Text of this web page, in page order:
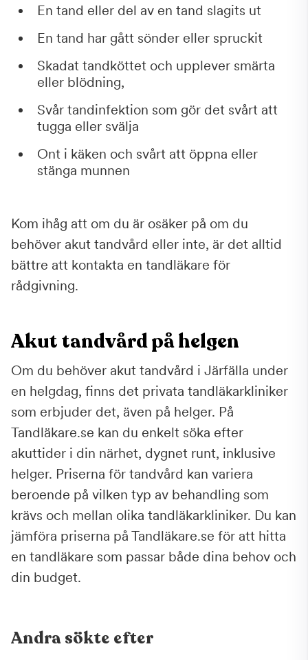
En tand eller del av en tand slagits ut
En tand har gått sönder eller spruckit
Skadat tandköttet och upplever smärta
eller blödning,
Svår tandinfektion som gör det svårt att
tugga eller svälja
Ont i käken och svårt att öppna eller
stänga munnen
Kom ihåg att om du är osäker på om du
behöver akut tandvård eller inte, är det alltid
bättre att kontakta en tandläkare för
rådgivning.
Akut tandvård på helgen
Om du behöver akut tandvård i Järfälla under
en helgdag, finns det privata tandläkarkliniker
som erbjuder det, även på helger. På
Tandläkare.se kan du enkelt söka efter
akuttider i din närhet, dygnet runt, inklusive
helger. Priserna för tandvård kan variera
beroende på vilken typ av behandling som
krävs och mellan olika tandläkarkliniker. Du kan
jämföra priserna på Tandläkare.se för att hitta
en tandläkare som passar både dina behov och
din budget.
Andra sökte efter